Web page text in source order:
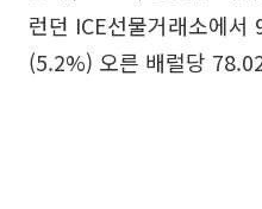
런던 ICE선물거래소에서
(5.2%) 오른 배럴당